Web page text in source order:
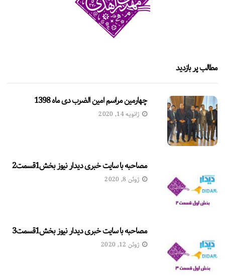
مطالب پر بازدید
چهارمین مراسم امین الضرب دی ماه 1398
ژانویه 14, 2020
مصاحبه با سایت خبری دیدار نیوز بخش1قسمت2
ژوئن 8, 2020
مصاحبه با سایت خبری دیدار نیوز بخش1قسمت3
ژوئن 12, 2020